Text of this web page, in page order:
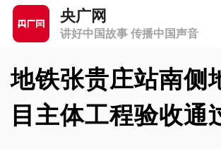
央广网
讲好中国故事 传播中国声音
地铁张贵庄站南侧
目主体工程验收通